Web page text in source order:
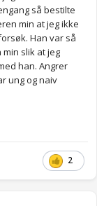
så bestilte
min at jeg ikke
Han var så
slik at jeg
han. Angrer
ung og naiv
2